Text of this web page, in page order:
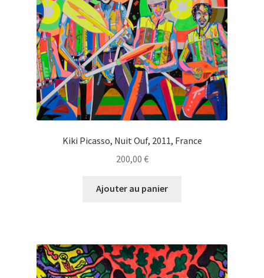
Kiki Picasso, Nuit Ouf, 2011, France
200,00 €
Ajouter au panier